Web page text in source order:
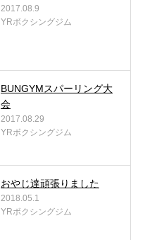
2017.08.9
YRボクシングジム
BUNGYMスパーリング大
会
2017.08.29
YRボクシングジム
おやじ達頑張りました
2018.05.1
YRボクシングジム